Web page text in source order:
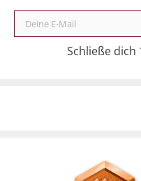
Deine E-Mail
Schließe dich